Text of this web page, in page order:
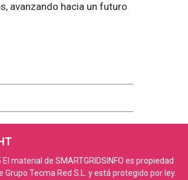
avanzando hacia un futuro
material de SMARTGRIDSINFO es propiedad
Grupo Tecma Red S.L. y está protegido por ley.